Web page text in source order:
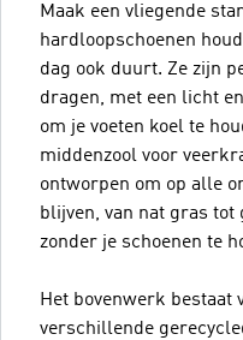
Maak een vliegende
hardloopschoenen
dag ook duurt. Ze zijn
dragen, met een licht
om je voeten koel te
middenzool voor
ontworpen om op alle
blijven, van nat gras tot
zonder je schoenen te
Het bovenwerk bestaat
verschillende